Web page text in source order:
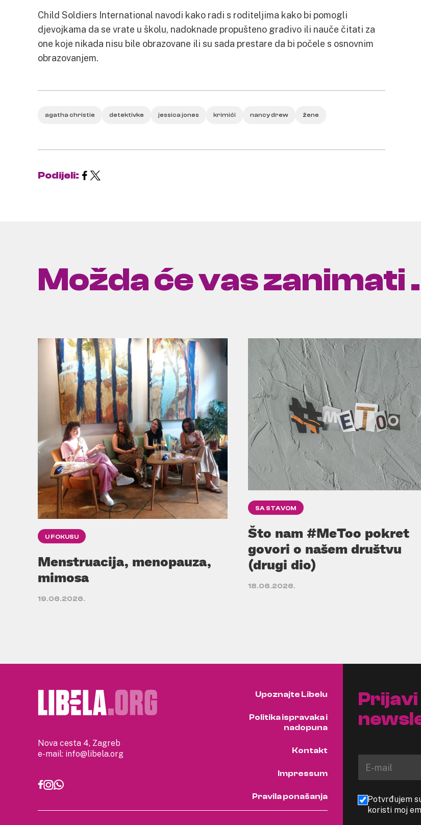
Child Soldiers International navodi kako radi s roditeljima kako bi pomogli
djevojkama da se vrate u školu, nadoknade propušteno gradivo ili nauče čitati za
one koje nikada nisu bile obrazovane ili su sada prestare da bi počele s osnovnim
obrazovanjem.
agatha christie detektivke jessica jones krimići nancy drew žene
Podijeli:
Možda će vas zanimati
U FOKUSU
Menstruacija, menopauza,
mimosa
19.06.2026.
SA STAVOM
Što nam #MeToo pokret
govori o našem društvu
(drugi dio)
18.06.2026.
Nova cesta 4, Zagreb
e-mail: info@libela.org
Upoznajte Libelu
Politika ispravaka i
nadopuna
Kontakt
Impressum
Pravila ponašanja
Prijavi
Potvrđujem
koristi moj